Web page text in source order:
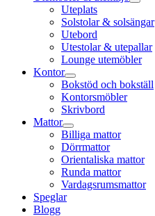
Uteplats
Solstolar & solsängar
Utebord
Utestolar & utepallar
Lounge utemöbler
Kontor
Bokstöd och bokställ
Kontorsmöbler
Skrivbord
Mattor
Billiga mattor
Dörrmattor
Orientaliska mattor
Runda mattor
Vardagsrumsmattor
Speglar
Blogg